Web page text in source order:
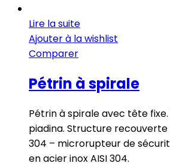
Lire la suite
Ajouter à la wishlist
Comparer
Pétrin à spirale
Pétrin à spirale avec tête
piadina. Structure
304 – microrupteur de
en acier inox AISI 304.